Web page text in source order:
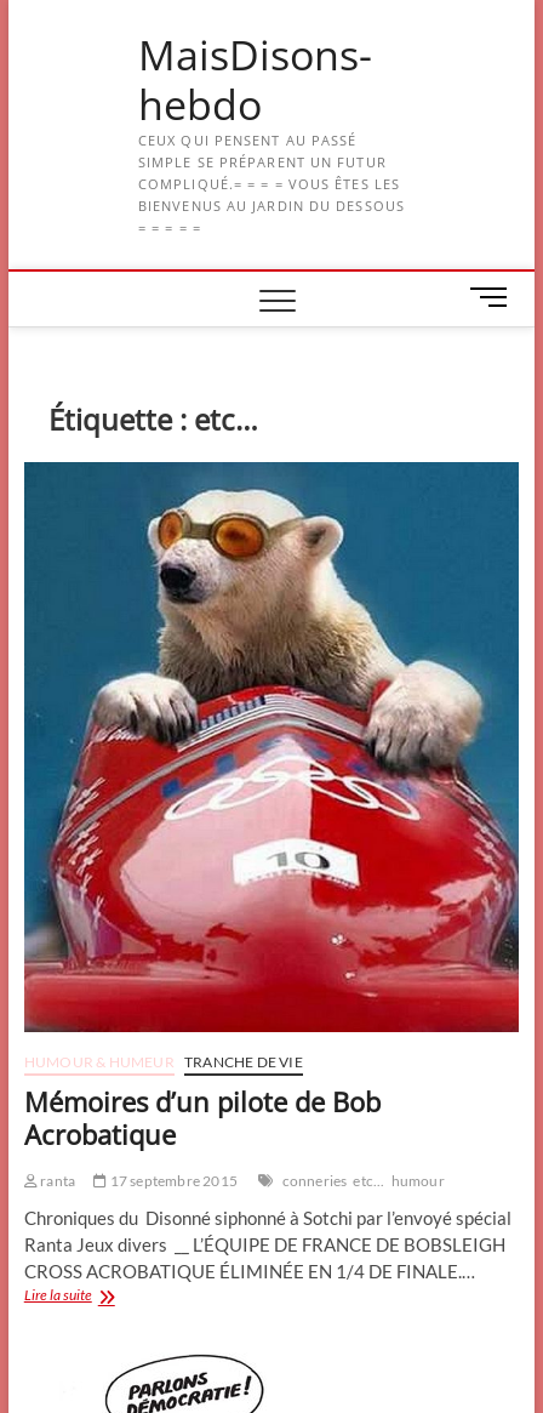
MaisDisons-
hebdo
CEUX QUI PENSENT AU PASSÉ
SIMPLE SE PRÉPARENT UN FUTUR
COMPLIQUÉ.= = = = VOUS ÊTES LES
BIENVENUS AU JARDIN DU DESSOUS
= = = = =
M
e
Étiquette : etc…
HUMOUR & HUMEUR TRANCHE DE VIE
Mémoires d’un pilote de Bob
Acrobatique
ranta 17 septembre 2015 conneries etc... humour
Chroniques du Disonné siphonné à Sotchi par l’envoyé spécial
Ranta Jeux divers __ L’ÉQUIPE DE FRANCE DE BOBSLEIGH
CROSS ACROBATIQUE ÉLIMINÉE EN 1/4 DE FINALE.…
Lire la suiteMémoires
Bob
Acrobatique